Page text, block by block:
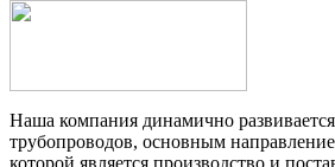
Наша компания динамично
трубопроводов, основным
которой является производство и